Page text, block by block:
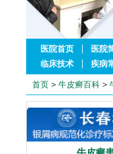
医院首页 医院
临床技术
疾病
首页 > 牛皮癣百科 >